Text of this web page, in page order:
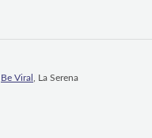
Be Viral , La Serena